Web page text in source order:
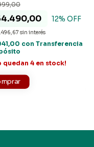
12% OFF
sin interés
con Transferencia
quedan 4 en stock!